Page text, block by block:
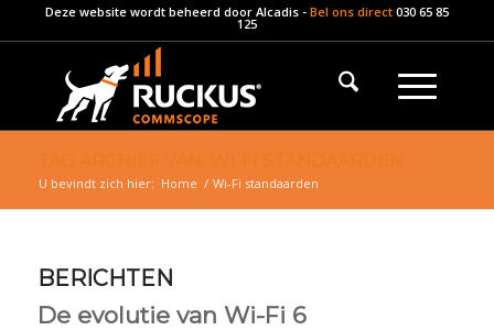
Deze website wordt beheerd door Alcadis- Bel ons direct 030 65 85
125
U bevindt zich hier: Home / Wi-Fi standaarden
BERICHTEN
De evolutie van Wi-Fi 6